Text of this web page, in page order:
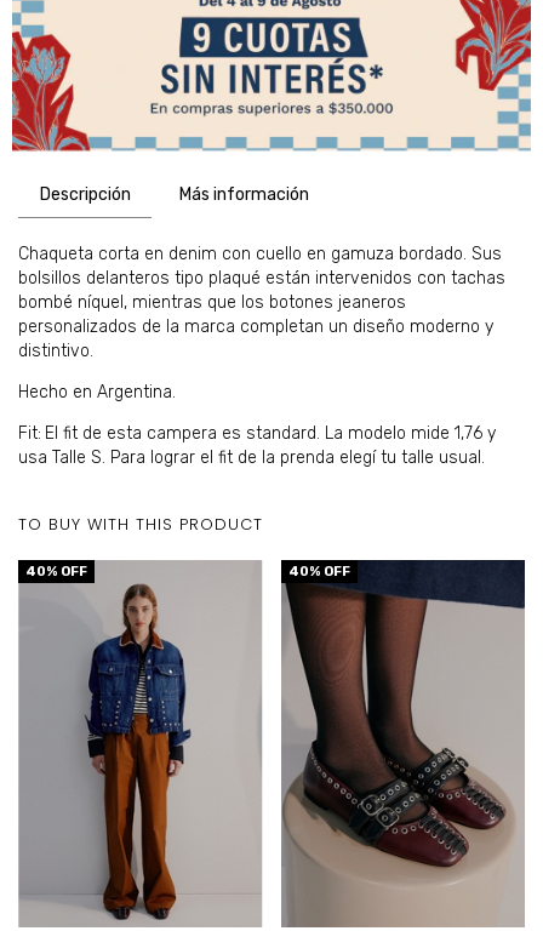
Descripción Más información
Chaqueta corta en denim con cuello en gamuza bordado. Sus
bolsillos delanteros tipo plaqué están intervenidos con tachas
bombé níquel, mientras que los botones jeaneros
personalizados de la marca completan un diseño moderno y
distintivo.
Hecho en Argentina.
Fit: El fit de esta campera es standard. La modelo mide 1,76 y
usa Talle S. Para lograr el fit de la prenda elegí tu talle usual.
TO BUY WITH THIS PRODUCT
40% OFF 40% OFF